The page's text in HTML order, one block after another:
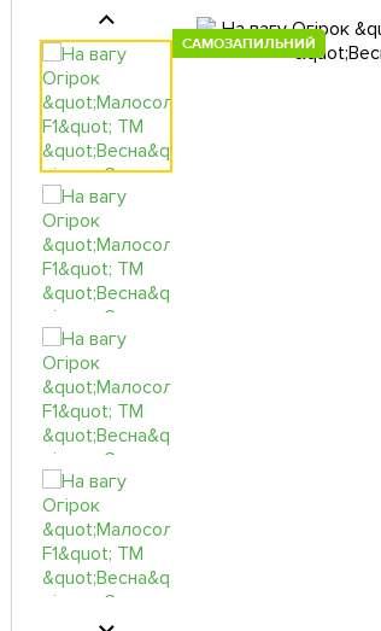
САМОЗАПИЛЬНИЙ
САМОЗАПИЛЬНИЙ
САМОЗАПИЛЬНИЙ
САМОЗАПИЛЬНИЙ
САМОЗАПИЛЬНИЙ